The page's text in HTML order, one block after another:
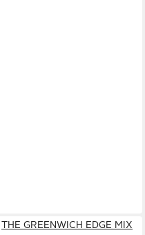
THE GREENWICH EDGE MIX